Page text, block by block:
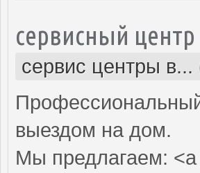
сервисный центр
сервис центры
выездом на дом.
Мы предлагаем: <a